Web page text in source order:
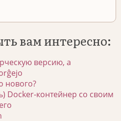
вам интересно:
версию, а
нового?
Docker-контейнер со своим